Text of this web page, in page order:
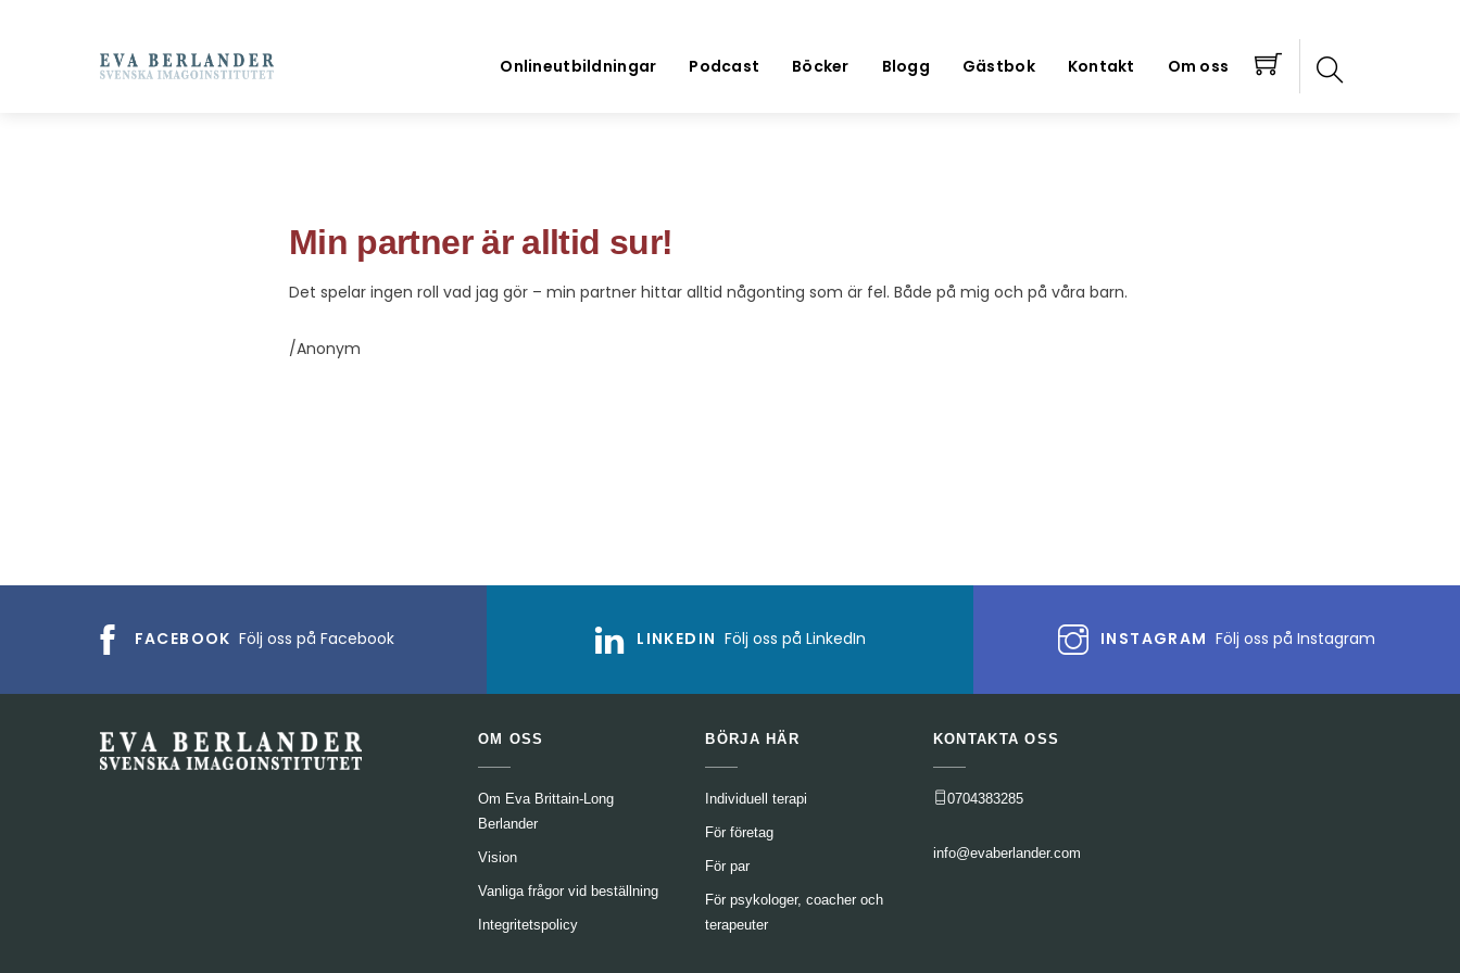
Onlineutbildningar Podcast Böcker Blogg Gästbok Kontakt Om oss
Min partner är alltid sur!
Det spelar ingen roll vad jag gör – min partner hittar alltid någonting som är fel. Både på mig och på våra barn.
/Anonym
FACEBOOK Följ oss på Facebook LINKEDIN Följ oss på LinkedIn INSTAGRAM Följ oss på Instagram
OM OSS
Om Eva Brittain-Long
Berlander
Vision
Vanliga frågor vid beställning
Integritetspolicy
BÖRJA HÄR
Individuell terapi
För företag
För par
För psykologer, coacher och
terapeuter
KONTAKTA OSS
0704383285
info@evaberlander.com